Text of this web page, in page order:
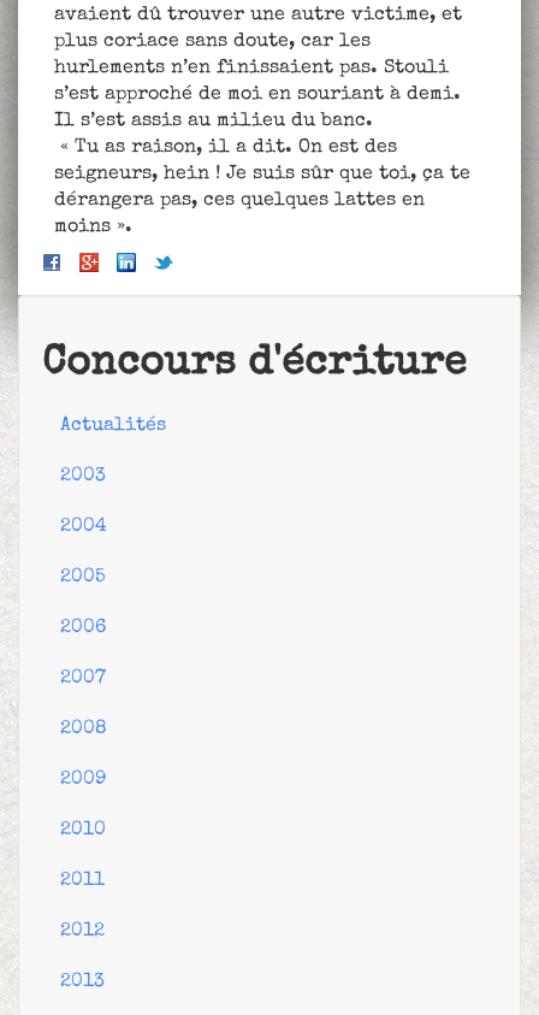
avaient dû trouver une autre victime, et
plus coriace sans doute, car les
hurlements n’en finissaient pas. Stouli
s’est approché de moi en souriant à demi.
Il s’est assis au milieu du banc.
« Tu as raison, il a dit. On est des
seigneurs, hein ! Je suis sûr que toi, ça te
dérangera pas, ces quelques lattes en
moins ».
Concours d'écriture
Actualités
2003
2004
2005
2006
2007
2008
2009
2010
2011
2012
2013